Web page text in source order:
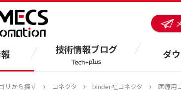
技術情報ブログ ダ
リから探す コネクタ binder社コネクタ 医療用